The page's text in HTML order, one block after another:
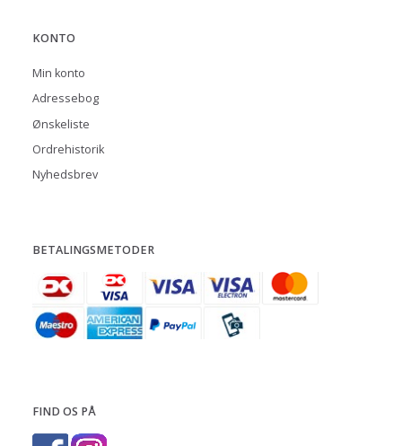
KONTO
Min konto
Adressebog
Ønskeliste
Ordrehistorik
Nyhedsbrev
BETALINGSMETODER
FIND OS PÅ